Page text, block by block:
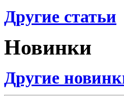
Другие статьи
Новинки
Другие